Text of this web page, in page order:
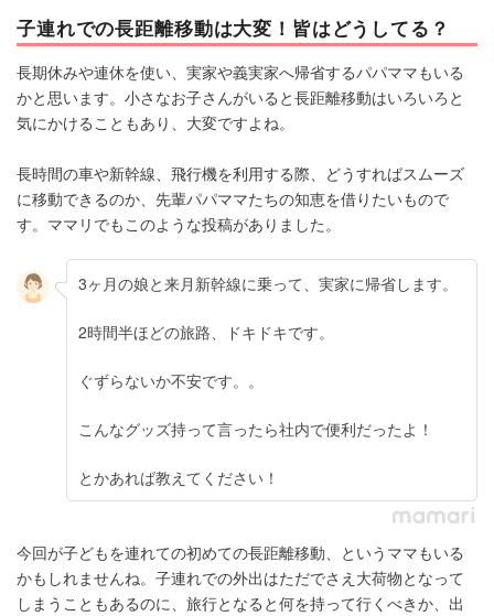
子連れでの長距離移動は大変！皆はどうしてる？
長期休みや連休を使い、実家や義実家へ帰省するパパママもいる
かと思います。小さなお子さんがいると長距離移動はいろいろと
気にかけることもあり、大変ですよね。
長時間の車や新幹線、飛行機を利用する際、どうすればスムーズ
に移動できるのか、先輩パパママたちの知恵を借りたいもので
す。ママリでもこのような投稿がありました。
3ヶ月の娘と来月新幹線に乗って、実家に帰省します。
2時間半ほどの旅路、ドキドキです。
ぐずらないか不安です。。
こんなグッズ持って言ったら社内で便利だったよ！
とかあれば教えてください！
今回が子どもを連れての初めての長距離移動、というママもいる
かもしれませんね。子連れでの外出はただでさえ大荷物となって
しまうこともあるのに、旅行となると何を持って行くべきか、出